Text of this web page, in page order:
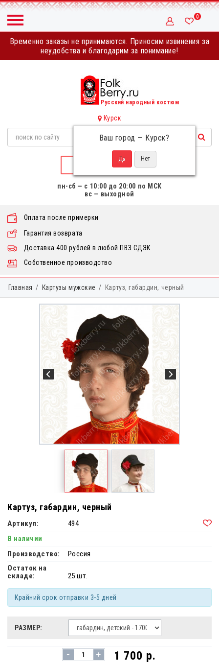
Временно заказы не принимаются. Приносим извинения за
неудобства и благодарим за понимание!
0
Русский народный костюм
Курск
Ваш город — Курск?
НАПИСАТЬ НАМ
пн-сб — с 10:00 до 20:00 по МСК
вс — выходной
Собственное производство
Оплата после примерки
Гарантия возврата
Доставка 400 рублей в любой ПВЗ СДЭК
Главная Картузы мужские Картуз, габардин, черный
Картуз, габардин, черный
Артикул:
494
В наличии
Производство:
Россия
Остаток на
складе:
25 шт.
Крайний срок отправки 3-5 дней
РАЗМЕР:
- + 1 700 р.